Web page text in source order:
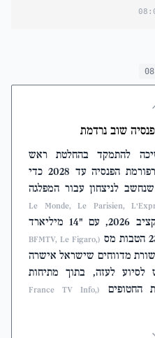
שוב נרדמת
להתמקד בהחלטת ראש
הממשלה לקורנו להשעות את רפורמת הפנסיה עד 2028 כדי
לניצחון עבור המפלגה
(Le Monde, Le Parisien,
. נדונים גם תקציב 2026, עם "14 מיליארד
(BFMTV, Le Figaro,
מדווחים שישראל אישרה
לעזה, בתוך מתיחות
החטופים
(France TV Info,